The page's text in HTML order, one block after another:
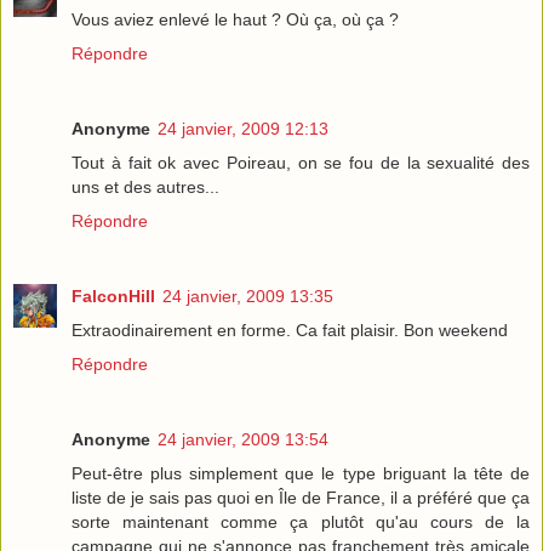
Vous aviez enlevé le haut ? Où ça, où ça ?
Répondre
Anonyme 24 janvier, 2009 12:13
Tout à fait ok avec Poireau, on se fou de la sexualité des
uns et des autres...
Répondre
FalconHill 24 janvier, 2009 13:35
Extraodinairement en forme. Ca fait plaisir. Bon weekend
Répondre
Anonyme 24 janvier, 2009 13:54
Peut-être plus simplement que le type briguant la tête de
liste de je sais pas quoi en Île de France, il a préféré que ça
sorte maintenant comme ça plutôt qu'au cours de la
campagne qui ne s'annonce pas franchement très amicale